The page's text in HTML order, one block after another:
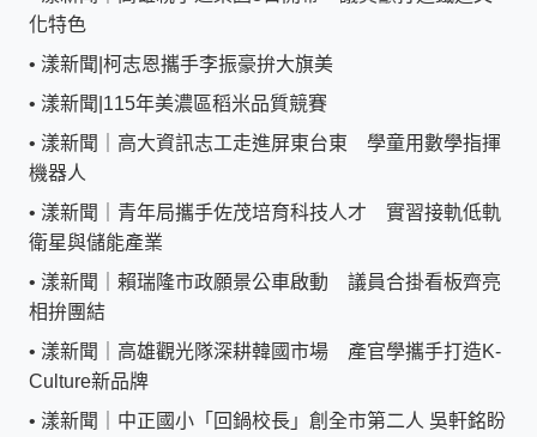
化特色
• 漾新聞|柯志恩攜手李振豪拚大旗美
• 漾新聞|115年美濃區稻米品質競賽
• 漾新聞｜高大資訊志工走進屏東台東 學童用數學指揮
機器人
• 漾新聞｜青年局攜手佐茂培育科技人才 實習接軌低軌
衛星與儲能產業
• 漾新聞｜賴瑞隆市政願景公車啟動 議員合掛看板齊亮
相拚團結
• 漾新聞｜高雄觀光隊深耕韓國市場 產官學攜手打造K-
Culture新品牌
• 漾新聞｜中正國小「回鍋校長」創全市第二人 吳軒銘盼